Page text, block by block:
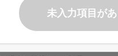
未入力項目が